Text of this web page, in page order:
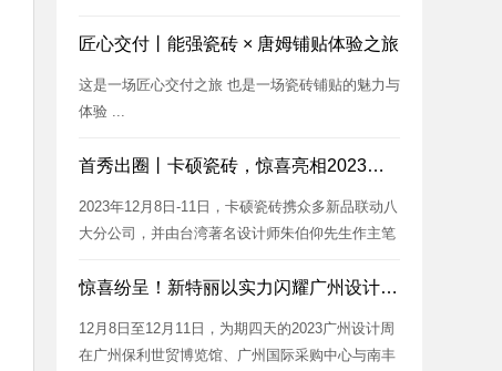
匠心交付丨能强瓷砖 × 唐姆铺贴体验之旅
这是一场匠心交付之旅 也是一场瓷砖铺贴的魅力与
体验 ...
首秀出圈丨卡硕瓷砖，惊喜亮相2023广州设计周
2023年12月8日-11日，卡硕瓷砖携众多新品联动八
大分公司，并由台湾著名设计师朱伯仰先生作主笔
惊喜纷呈！新特丽以实力闪耀广州设计周！
12月8日至12月11日，为期四天的2023广州设计周
在广州保利世贸博览馆、广州国际采购中心与南丰